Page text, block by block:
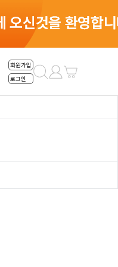
회원가입
로그인
총 0건